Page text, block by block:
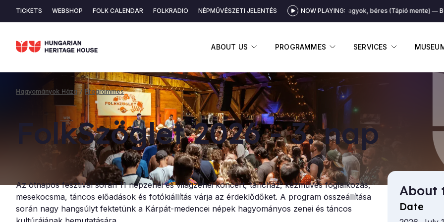
main
ABOUT US DISPLAY SUBMENU
PROGRAMMES DISPLAY SUBMENU
SERVICES DISPLAY
Secondary
TICKETS WEBSHOP FOLK CALENDAR FOLKRADIO NÉPMŰVÉSZETI JELENTÉS NOW PLAYING:
Béres vagyok, béres (Tápió mente) Béres
Hagyományok Háza Programmes
Folk­Szög­let 2026 - 3. nap
Az ötnapos fesztivál során 11 népzenei és világzenei koncert, táncház, kézműves foglalkozás,
mesekocsma, táncos előadások és fotókiállítás várja az érdeklődőket. A program összeállítása
során nagy hangsúlyt fektetünk a Kárpát-medencei népek hagyományos zenei és táncos
About
Date